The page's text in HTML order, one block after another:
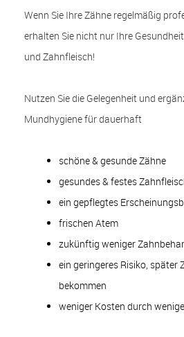
Wenn Sie Ihre Zähne regelmäßig
erhalten Sie nicht nur Ihre
und Zahnfleisch!
Nutzen Sie die Gelegenheit und
Mundhygiene für dauerhaft
schöne & gesunde Zähne
gesundes & festes
ein gepflegtes
frischen Atem
zukünftig weniger
ein geringeres Risiko, später
bekommen
weniger Kosten durch